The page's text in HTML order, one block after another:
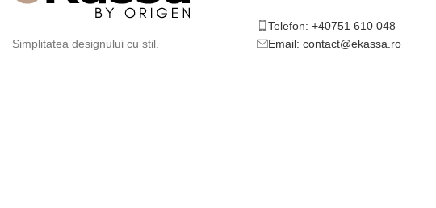
Simplitatea designului cu stil.
Telefon: +40751 610 048
Email: contact@ekassa.ro